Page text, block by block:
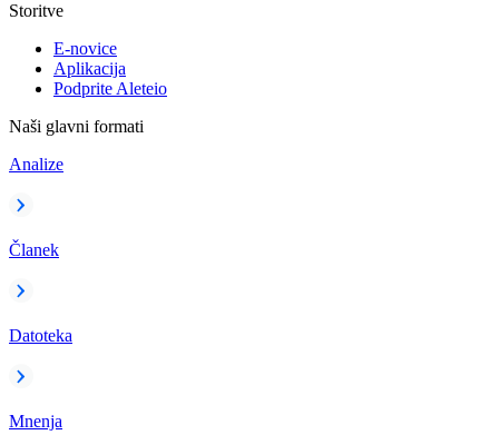
Storitve
E-novice
Aplikacija
Podprite Aleteio
Naši glavni formati
Analize
Članek
Datoteka
Mnenja